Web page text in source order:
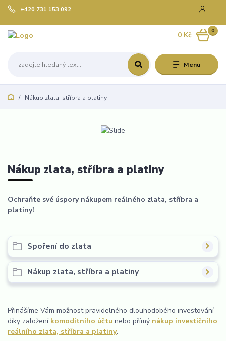
Menu
+420 731 153 092
0
0 Kč
Nákup zlata, stříbra a platiny
Nákup zlata, stříbra a platiny
Ochraňte své úspory nákupem reálného zlata, stříbra a
platiny!
Spoření do zlata
Nákup zlata, stříbra a platiny
Přinášíme Vám možnost pravidelného dlouhodobého investování
díky založení komoditního účtu nebo přímý nákup investičního
reálního zlata, stříbra a platiny.